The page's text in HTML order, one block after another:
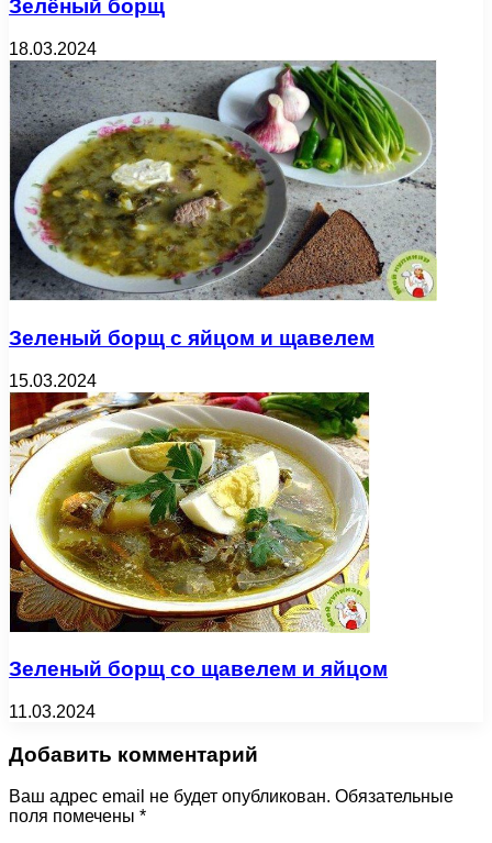
Зелёный борщ
18.03.2024
Зеленый борщ с яйцом и щавелем
15.03.2024
Зеленый борщ со щавелем и яйцом
11.03.2024
Добавить комментарий
Ваш адрес email не будет опубликован. Обязательные
поля помечены *